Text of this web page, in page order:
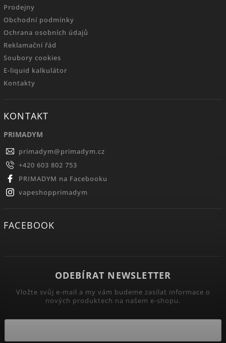
Prodejny
Obchodní podmínky
Ochrana osobních údajů
Reklamační řád
Soubory cookies
E-liquid kalkulátor
Kontakty
KONTAKT
PRIMADYM
primadym@primadym.cz
+420 603 802 753
PRIMADYM na Facebooku
vapeshopprimadym
FACEBOOK
ODEBÍRAT NEWSLETTER
Vložte svůj e-mail a my vám budeme zasílat informace o
nových produktech na našem e-shopu.